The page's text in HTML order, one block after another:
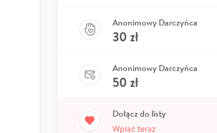
Anonimowy Darczyńca
30 zł
Anonimowy Darczyńca
50 zł
Dołącz do listy
Wpłać teraz